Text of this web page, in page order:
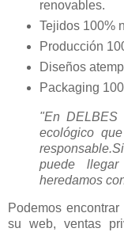
renovables.
Tejidos 100%
Producción
Diseños
Packaging
"En
ecológico
puede
heredamos
Podemos
su web, ventas